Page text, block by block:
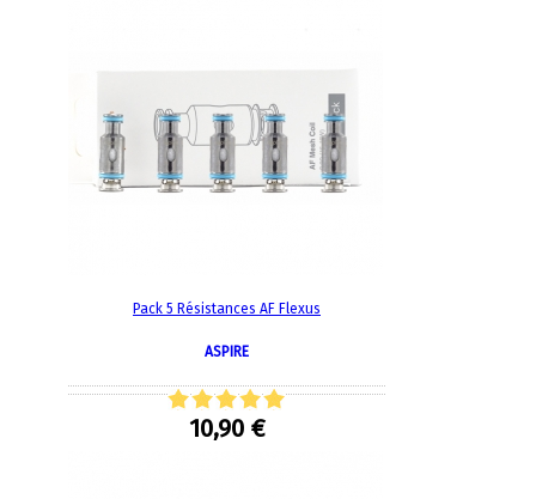
Pack 5 Résistances AF Flexus
ASPIRE
10,90 €